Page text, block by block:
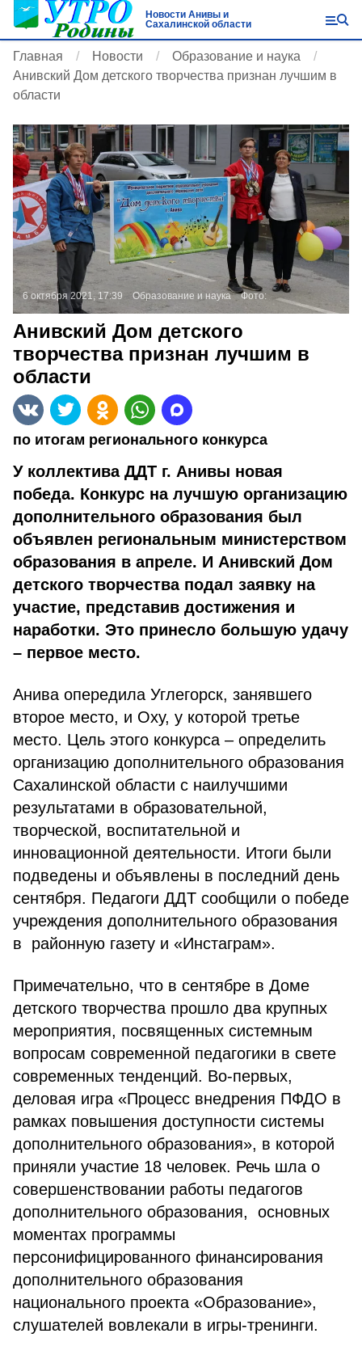
Новости Анивы и
Сахалинской области
Главная Новости
Образование и наука
Анивский Дом детского творчества признан лучшим в
области
6 октября 2021, 17:39 Образование и наука Фото:
Анивский Дом детского
творчества признан лучшим в
области
по итогам регионального конкурса
У коллектива ДДТ г. Анивы новая
победа. Конкурс на лучшую организацию
дополнительного образования был
объявлен региональным министерством
образования в апреле. И Анивский Дом
детского творчества подал заявку на
участие, представив достижения и
наработки. Это принесло большую удачу
– первое место.
Анива опередила Углегорск, занявшего
второе место, и Оху, у которой третье
место. Цель этого конкурса – определить
организацию дополнительного образования
Сахалинской области с наилучшими
результатами в образовательной,
творческой, воспитательной и
инновационной деятельности. Итоги были
подведены и объявлены в последний день
сентября. Педагоги ДДТ сообщили о победе
учреждения дополнительного образования
в районную газету и «Инстаграм».
Примечательно, что в сентябре в Доме
детского творчества прошло два крупных
мероприятия, посвященных системным
вопросам современной педагогики в свете
современных тенденций. Во-первых,
деловая игра «Процесс внедрения ПФДО в
рамках повышения доступности системы
дополнительного образования», в которой
приняли участие 18 человек. Речь шла о
совершенствовании работы педагогов
дополнительного образования, основных
моментах программы
персонифицированного финансирования
дополнительного образования
национального проекта «Образование»,
слушателей вовлекали в игры-тренинги.